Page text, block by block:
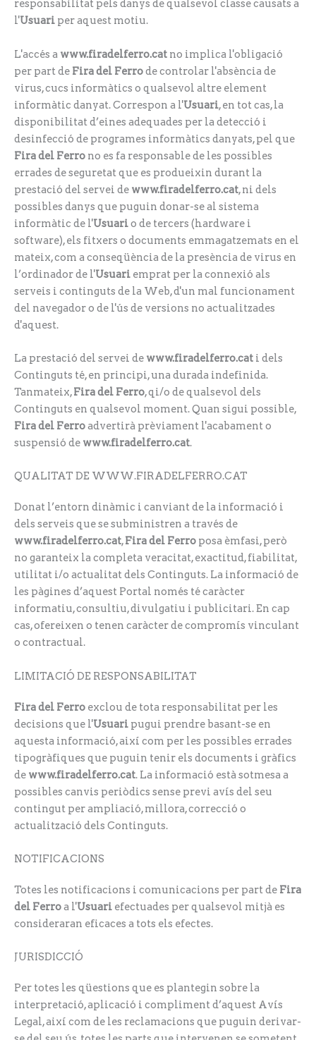
responsabilitat pels danys de qualsevol classe causats a
l'Usuari per aquest motiu.
L'accés a www.firadelferro.cat no implica l'obligació
per part de Fira del Ferrode controlar l'absència de
virus, cucs informàtics o qualsevol altre element
informàtic danyat. Correspon a l'Usuari, en tot cas, la
disponibilitat d’eines adequades per la detecció i
desinfecció de programes informàtics danyats, pel que
Fira del Ferro no es fa responsable de les possibles
errades de seguretat que es produeixin durant la
prestació del servei de www.firadelferro.cat, ni dels
possibles danys que puguin donar-se al sistema
informàtic de l'Usuario de tercers (hardware i
software), els fitxers o documents emmagatzemats en el
mateix, com a conseqüència de la presència de virus en
l’ordinador de l'Usuari emprat per la connexió als
serveis i continguts de la Web, d'un mal funcionament
del navegador o de l'ús de versions no actualitzades
d'aquest.
La prestació del servei de www.firadelferro.cat i dels
Continguts té, en principi, una durada indefinida.
Tanmateix,Fira del Ferro, qi/o de qualsevol dels
Continguts en qualsevol moment. Quan sigui possible,
Fira del Ferroadvertirà prèviament l'acabament o
suspensió de www.firadelferro.cat.
QUALITAT DE WWW.FIRADELFERRO.CAT
Donat l’entorn dinàmic i canviant de la informació i
dels serveis que se subministren a través de
www.firadelferro.cat,Fira del Ferro posa èmfasi, però
no garanteix la completa veracitat, exactitud, fiabilitat,
utilitat i/o actualitat dels Continguts. La informació de
les pàgines d’aquest Portal només té caràcter
informatiu, consultiu, divulgatiu i publicitari. En cap
cas, ofereixen o tenen caràcter de compromís vinculant
o contractual.
LIMITACIÓ DE RESPONSABILITAT
Fira del Ferro exclou de tota responsabilitat per les
decisions que l'Usuari pugui prendre basant-se en
aquesta informació, així com per les possibles errades
tipogràfiques que puguin tenir els documents i gràfics
de www.firadelferro.cat. La informació està sotmesa a
possibles canvis periòdics sense previ avís del seu
contingut per ampliació, millora, correcció o
actualització dels Continguts.
NOTIFICACIONS
Totes les notificacions i comunicacions per part de Fira
del Ferroa l'Usuari efectuades per qualsevol mitjà es
consideraran eficaces a tots els efectes.
JURISDICCIÓ
Per totes les qüestions que es plantegin sobre la
interpretació, aplicació i compliment d’aquest Avís
Legal, així com de les reclamacions que puguin derivar-